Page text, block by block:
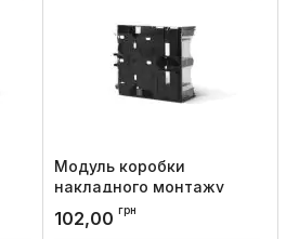
Модуль коробки
накладного монтажу
чорний графіт BINERA,
Videx
102,00 грн